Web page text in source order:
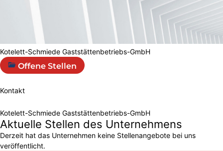
Kotelett-Schmiede Gaststättenbetriebs-GmbH
Offene Stellen
Kontakt
Kotelett-Schmiede Gaststättenbetriebs-GmbH
Aktuelle Stellen des Unternehmens
Derzeit hat das Unternehmen keine Stellenangebote bei uns
veröffentlicht.